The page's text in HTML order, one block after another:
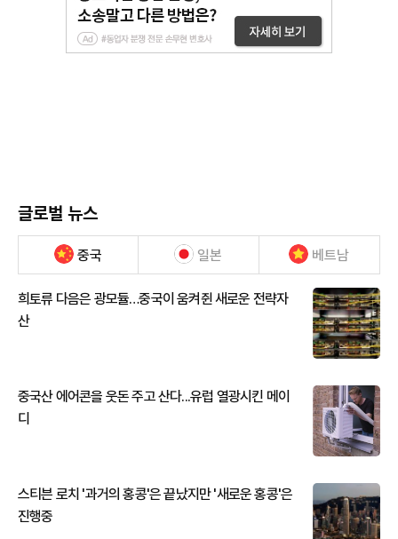
글로벌 뉴스
중국 일본 베트남
희토류 다음은 광모듈…중국이 움켜쥔 새로운 전략자
산
중국산 에어콘을 웃돈 주고 산다...유럽 열광시킨 메이
디
스티븐 로치 '과거의 홍콩'은 끝났지만 '새로운 홍콩'은
진행중